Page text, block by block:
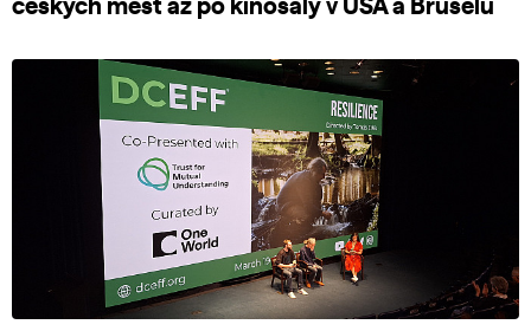
českých měst až po kinosály v USA a Bruselu